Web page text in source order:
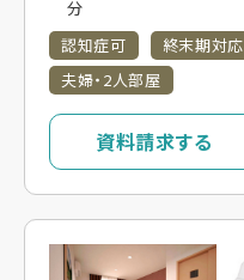
分
認知症可
終末期対応
夫婦・2人部屋
資料請求する